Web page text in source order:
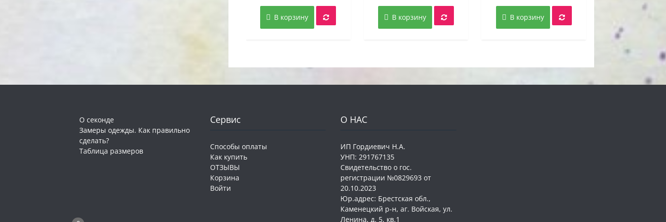
составляла
14,00 руб..
В корзину
составляла
14,00 руб..
В корзину
составляла
25,00 руб..
В корзину
О секонде
Замеры одежды. Как правильно
сделать?
Таблица размеров
Сервис
Способы оплаты
Как купить
ОТЗЫВЫ
Корзина
Войти
О НАС
ИП Гордиевич Н.А.
УНП: 291767135
Свидетельство о гос.
регистрации №0829693 от
20.10.2023
Юр.адрес: Брестская обл.,
Каменецкий р-н, аг. Войская, ул.
Ленина, д. 5, кв.1